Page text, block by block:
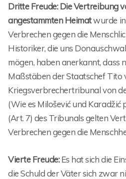
Dritte Freude: Die Vertreibung
angestammten Heimatwurde
Verbrechen gegen die
Historiker, die uns
mögen, haben anerkannt, dass
Maßstäben der Staatschef Tito
Kriegsverbrechertribunal von
(Wie es Milošević und Karadžić
(Art. 7) des Tribunals gelten
Verbrechen gegen die
Vierte Freude:Es hat sich die
die Schuld der Väter sich zwar